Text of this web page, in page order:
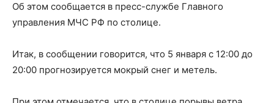
Об этом сообщается в пресс-службе Главного
управления МЧС РФ по столице.
Итак, в сообщении говорится, что 5 января с 12:00 до
20:00 прогнозируется мокрый снег и метель.